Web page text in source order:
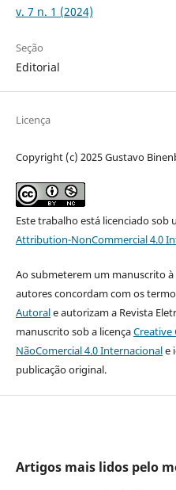
v. 7 n. 1 (2024)
Seção
Editorial
Licença
Copyright (c) 2025 Gustavo
Este trabalho está licenciado sob
Attribution-NonCommercial 4.0
Ao submeterem um manuscrito à
autores concordam com os
Autorale autorizam a Revista
manuscrito sob a licençaCreative
NãoComercial 4.0 Internacionale
publicação original.
Artigos mais lidos pelo